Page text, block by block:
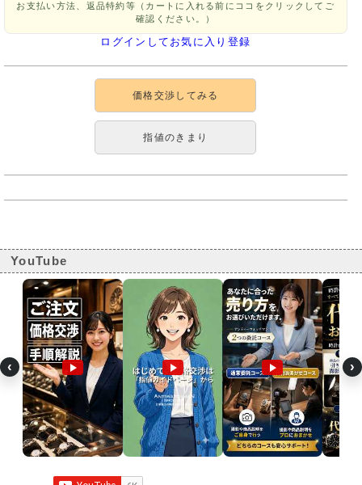
お支払い方法、返品特約等（カートに入れる前にココをクリックしてご
確認ください。）
ログインしてお気に入り登録
価格交渉してみる
指値のきまり
YouTube
‹ ›